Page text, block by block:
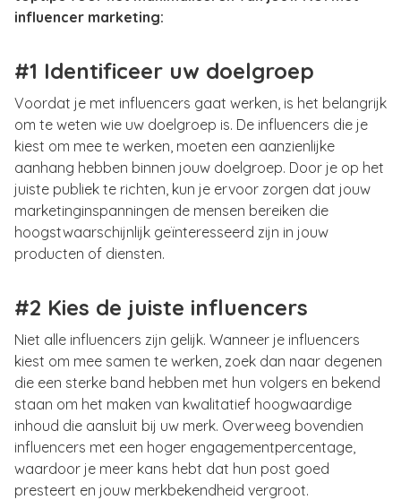
influencer marketing:
#1 Identificeer uw doelgroep
Voordat je met influencers gaat werken, is het belangrijk
om te weten wie uw doelgroep is. De influencers die je
kiest om mee te werken, moeten een aanzienlijke
aanhang hebben binnen jouw doelgroep. Door je op het
juiste publiek te richten, kun je ervoor zorgen dat jouw
marketinginspanningen de mensen bereiken die
hoogstwaarschijnlijk geïnteresseerd zijn in jouw
producten of diensten.
#2 Kies de juiste influencers
Niet alle influencers zijn gelijk. Wanneer je influencers
kiest om mee samen te werken, zoek dan naar degenen
die een sterke band hebben met hun volgers en bekend
staan om het maken van kwalitatief hoogwaardige
inhoud die aansluit bij uw merk. Overweeg bovendien
influencers met een hoger engagementpercentage,
waardoor je meer kans hebt dat hun post goed
presteert en jouw merkbekendheid vergroot.